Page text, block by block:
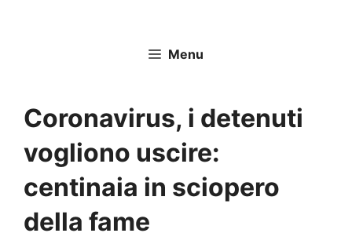
Menu
Coronavirus, i detenuti
vogliono uscire:
centinaia in sciopero
della fame